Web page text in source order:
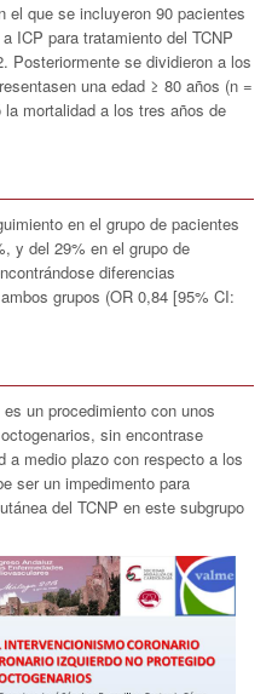
el que se incluyeron 90 pacientes
ICP para tratamiento del TCNP
Posteriormente se dividieron a los
una edad ≥ 80 años (n =
mortalidad a los tres años de
en el grupo de pacientes
y del 29% en el grupo de
diferencias
grupos (OR 0,84 [95% CI:
un procedimiento con unos
sin encontrase
a medio plazo con respecto a los
ser un impedimento para
del TCNP en este subgrupo